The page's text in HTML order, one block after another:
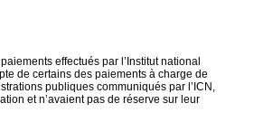
effectués par l’Institut national
de certains des paiements à charge de
publiques communiqués par l’ICN,
et n’avaient pas de réserve sur leur